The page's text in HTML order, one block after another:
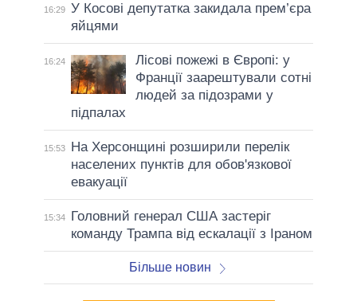
16:29 У Косові депутатка закидала прем’єра
яйцями
16:24
Лісові пожежі в Європі: у
Франції заарештували сотні
людей за підозрами у
підпалах
15:53
На Херсонщині розширили перелік
населених пунктів для обов'язкової
евакуації
15:34
Головний генерал США застеріг
команду Трампа від ескалації з Іраном
Більше новин